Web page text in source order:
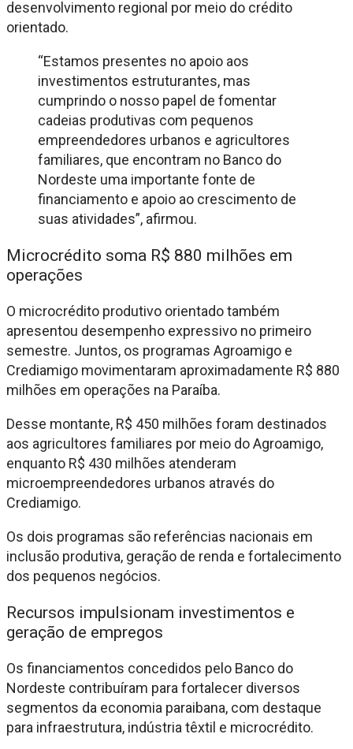
desenvolvimento regional por meio do crédito
orientado.
“Estamos presentes no apoio aos
investimentos estruturantes, mas
cumprindo o nosso papel de fomentar
cadeias produtivas com pequenos
empreendedores urbanos e agricultores
familiares, que encontram no Banco do
Nordeste uma importante fonte de
financiamento e apoio ao crescimento de
suas atividades”, afirmou.
Microcrédito soma R$ 880 milhões em
operações
O microcrédito produtivo orientado também
apresentou desempenho expressivo no primeiro
semestre. Juntos, os programas Agroamigo e
Crediamigo movimentaram aproximadamente R$ 880
milhões em operações na Paraíba.
Desse montante, R$ 450 milhões foram destinados
aos agricultores familiares por meio do Agroamigo,
enquanto R$ 430 milhões atenderam
microempreendedores urbanos através do
Crediamigo.
Os dois programas são referências nacionais em
inclusão produtiva, geração de renda e fortalecimento
dos pequenos negócios.
Recursos impulsionam investimentos e
geração de empregos
Os financiamentos concedidos pelo Banco do
Nordeste contribuíram para fortalecer diversos
segmentos da economia paraibana, com destaque
para infraestrutura, indústria têxtil e microcrédito.